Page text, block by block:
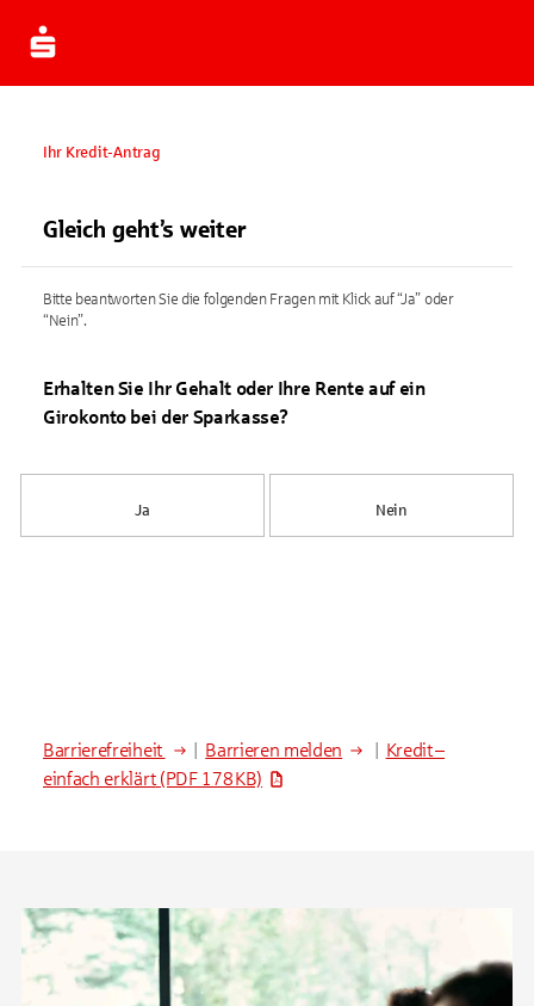
Ihr Kredit-Antrag
Gleich geht’s weiter
Bitte beantworten Sie die folgenden Fragen mit Klick auf “Ja” oder
“Nein”.
Erhalten Sie Ihr Gehalt oder Ihre Rente auf ein
Girokonto bei der Sparkasse?
Ja Nein
Barrierefreiheit Barrieren melden
Kredit –
einfach erklärt (PDF 178 KB)